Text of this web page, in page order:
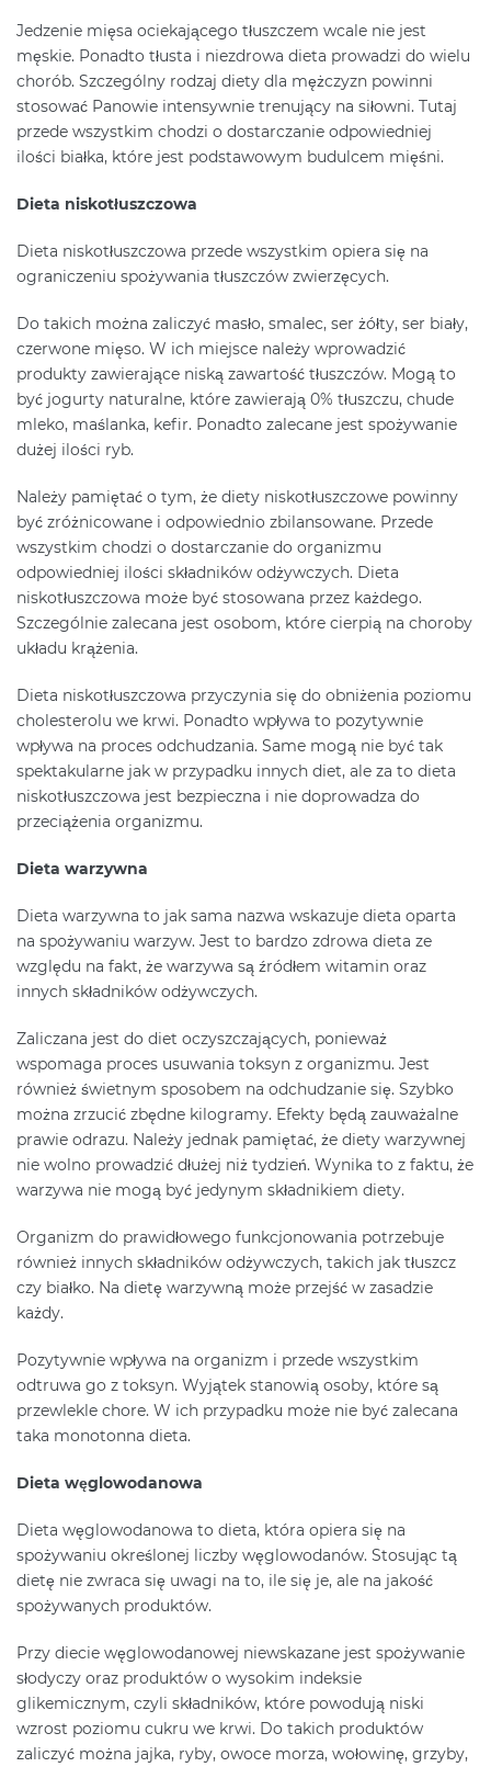
Jedzenie mięsa ociekającego tłuszczem wcale nie jest
męskie. Ponadto tłusta i niezdrowa dieta prowadzi do wielu
chorób. Szczególny rodzaj diety dla mężczyzn powinni
stosować Panowie intensywnie trenujący na siłowni. Tutaj
przede wszystkim chodzi o dostarczanie odpowiedniej
ilości białka, które jest podstawowym budulcem mięśni.
Dieta niskotłuszczowa
Dieta niskotłuszczowa przede wszystkim opiera się na
ograniczeniu spożywania tłuszczów zwierzęcych.
Do takich można zaliczyć masło, smalec, ser żółty, ser biały,
czerwone mięso. W ich miejsce należy wprowadzić
produkty zawierające niską zawartość tłuszczów. Mogą to
być jogurty naturalne, które zawierają 0% tłuszczu, chude
mleko, maślanka, kefir. Ponadto zalecane jest spożywanie
dużej ilości ryb.
Należy pamiętać o tym, że diety niskotłuszczowe powinny
być zróżnicowane i odpowiednio zbilansowane. Przede
wszystkim chodzi o dostarczanie do organizmu
odpowiedniej ilości składników odżywczych. Dieta
niskotłuszczowa może być stosowana przez każdego.
Szczególnie zalecana jest osobom, które cierpią na choroby
układu krążenia.
Dieta niskotłuszczowa przyczynia się do obniżenia poziomu
cholesterolu we krwi. Ponadto wpływa to pozytywnie
wpływa na proces odchudzania. Same mogą nie być tak
spektakularne jak w przypadku innych diet, ale za to dieta
niskotłuszczowa jest bezpieczna i nie doprowadza do
przeciążenia organizmu.
Dieta warzywna
Dieta warzywna to jak sama nazwa wskazuje dieta oparta
na spożywaniu warzyw. Jest to bardzo zdrowa dieta ze
względu na fakt, że warzywa są źródłem witamin oraz
innych składników odżywczych.
Zaliczana jest do diet oczyszczających, ponieważ
wspomaga proces usuwania toksyn z organizmu. Jest
również świetnym sposobem na odchudzanie się. Szybko
można zrzucić zbędne kilogramy. Efekty będą zauważalne
prawie odrazu. Należy jednak pamiętać, że diety warzywnej
nie wolno prowadzić dłużej niż tydzień. Wynika to z faktu, że
warzywa nie mogą być jedynym składnikiem diety.
Organizm do prawidłowego funkcjonowania potrzebuje
również innych składników odżywczych, takich jak tłuszcz
czy białko. Na dietę warzywną może przejść w zasadzie
każdy.
Pozytywnie wpływa na organizm i przede wszystkim
odtruwa go z toksyn. Wyjątek stanowią osoby, które są
przewlekle chore. W ich przypadku może nie być zalecana
taka monotonna dieta.
Dieta węglowodanowa
Dieta węglowodanowa to dieta, która opiera się na
spożywaniu określonej liczby węglowodanów. Stosując tą
dietę nie zwraca się uwagi na to, ile się je, ale na jakość
spożywanych produktów.
Przy diecie węglowodanowej niewskazane jest spożywanie
słodyczy oraz produktów o wysokim indeksie
glikemicznym, czyli składników, które powodują niski
wzrost poziomu cukru we krwi. Do takich produktów
zaliczyć można jajka, ryby, owoce morza, wołowinę, grzyby,